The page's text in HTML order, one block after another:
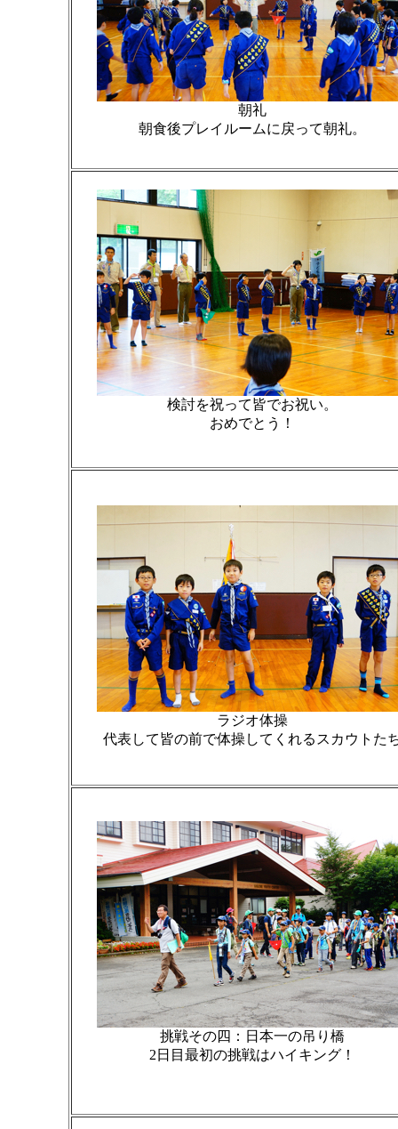
朝礼
朝食後プレイルームに戻って朝礼。
検討を祝って皆でお祝い。
おめでとう！
ラジオ体操
代表して皆の前で体操してくれるスカウトた
挑戦その四：日本一の吊り橋
2日目最初の挑戦はハイキング！